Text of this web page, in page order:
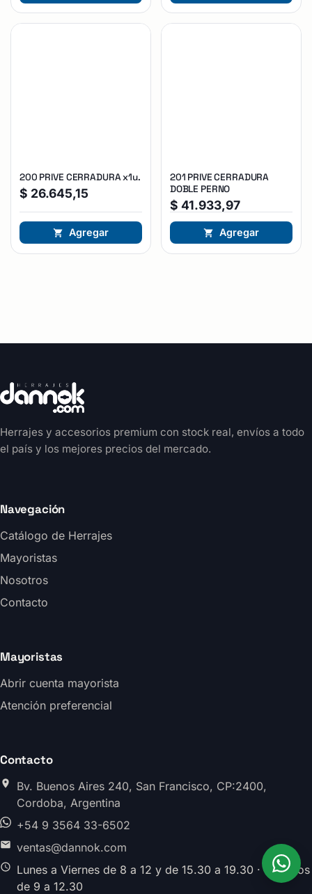
200 PRIVE CERRADURA x1u.
$ 26.645,15
Agregar
201 PRIVE CERRADURA
DOBLE PERNO
$ 41.933,97
Agregar
Herrajes y accesorios premium con stock real, envíos a todo
el país y los mejores precios del mercado.
Navegación
Catálogo de Herrajes
Mayoristas
Nosotros
Contacto
Mayoristas
Abrir cuenta mayorista
Atención preferencial
Contacto
Bv. Buenos Aires 240, San Francisco, CP:2400,
Cordoba, Argentina
+54 9 3564 33-6502
ventas@dannok.com
Lunes a Viernes de 8 a 12 y de 15.30 a 19.30 · Sabados
de 9 a 12.30